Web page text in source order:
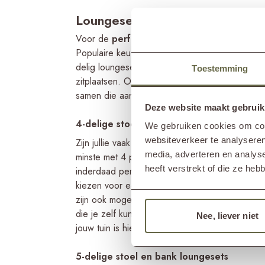
Toestemming
Deze website maakt
We gebruiken cookies om
websiteverkeer te
media, adverteren en
heeft verstrekt of die ze
Nee, liever niet
Loungesets met bank en
Voor de perfecte loungeset
Populaire keuzes zijn een 2- of 3-zitsbank
delig loungeset creëert. Als loungebank kun
zitplaatsen. Ook losse stoelen zijn mogelijk
samen die aansluit bij jouw buitenruimte.
4-delige stoel en bank loungesets
Zijn jullie vaak met zijn vieren te vinden in de
minste met 4 personen te kunnen
inderdaad perfect. Er zijn verschillende
kiezen voor een 3-zits loungebank met een
zijn ook mogelijk. De loungebank kan
die je zelf kunt samenstellen: een modulaire
jouw tuin is hiermee sowieso geen probleem.
5-delige stoel en bank loungesets